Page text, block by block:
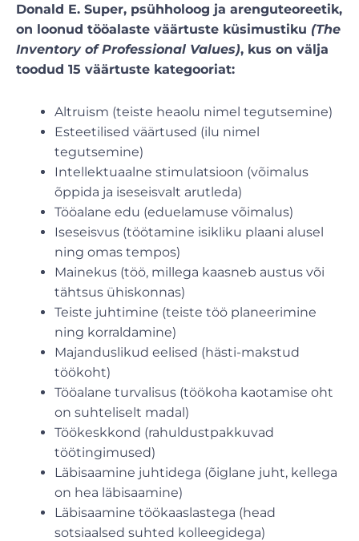
Donald E. Super, psühholoog ja arenguteoreetik,
on loonud tööalaste väärtuste küsimustiku (The
Inventory of Professional Values), kus on välja
toodud 15 väärtuste kategooriat:
Altruism (teiste heaolu nimel tegutsemine)
Esteetilised väärtused (ilu nimel
tegutsemine)
Intellektuaalne stimulatsioon (võimalus
õppida ja iseseisvalt arutleda)
Tööalane edu (eduelamuse võimalus)
Iseseisvus (töötamine isikliku plaani alusel
ning omas tempos)
Mainekus (töö, millega kaasneb austus või
tähtsus ühiskonnas)
Teiste juhtimine (teiste töö planeerimine
ning korraldamine)
Majanduslikud eelised (hästi-makstud
töökoht)
Tööalane turvalisus (töökoha kaotamise oht
on suhteliselt madal)
Töökeskkond (rahuldustpakkuvad
töötingimused)
Läbisaamine juhtidega (õiglane juht, kellega
on hea läbisaamine)
Läbisaamine töökaaslastega (head
sotsiaalsed suhted kolleegidega)